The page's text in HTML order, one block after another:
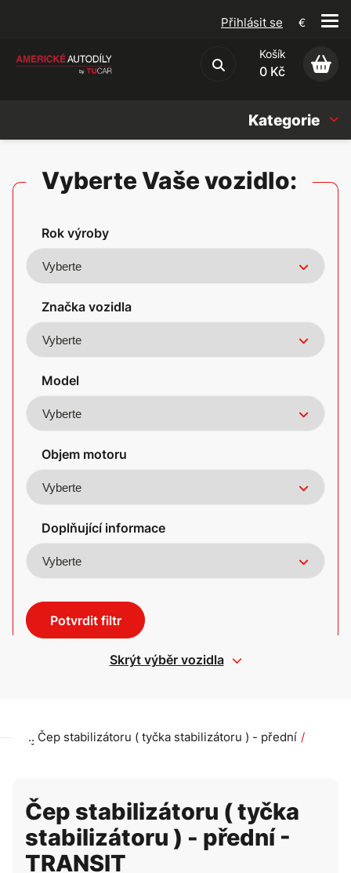
Obchodní podmínky
Přihlásit se €
Košík
0 Kč
Kategorie
Americké vozy
Vyberte Vaše vozidlo:
Rok výroby
Značka vozidla
Model
Objem motoru
Doplňující informace
Potvrdit filtr
Skrýt výběr vozidla
Čep stabilizátoru ( tyčka stabilizátoru ) - přední
Čep stabilizátoru ( tyčka stabilizátoru ) - přední - TRANSIT
Čep stabilizátoru ( tyčka
stabilizátoru ) - přední -
TRANSIT